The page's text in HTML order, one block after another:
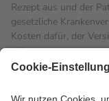
Rezept aus und der
gesetzliche
Kosten dafür, der
mit.
Grundsätzlich leisten
höchstens zehn Euro.